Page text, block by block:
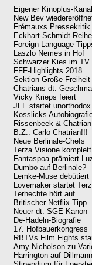
Eigener Kinoplus-Kanal
New Bev
Frémauxs Pressekritik
Eckhart-Schmidt-Reihe
Foreign Language
Laszlo Nemes in Hof
Schwarzer Kies im TV
FFF-Highlights 2018
Sektion Große Freiheit
Chatrians dt.
Vicky Krieps feiert
JFF startet unorthodox
Kosslicks
Rissenbeek & Chatrian
B.Z.: Carlo Chatrian!!!
Neue Berlinale-Chefs
Terza Visione komplett
Fantaspoa prämiert
Dumbo auf Berlinale?
Lemke-Muse debütiert
Lovemaker startet
Terhechte hört auf
Britischer Netflix-Tipp
Neuer dt. SGE-Kanon
De-Hadeln-Biografie
17. Hofbauerkongress
RBTVs Film Fights
Amy Nicholson zu
Harrington auf Dillmann